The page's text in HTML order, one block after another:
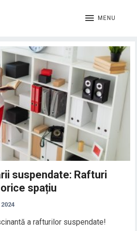
MENU
suspendate: Rafturi
spațiu
a rafturilor suspendate!